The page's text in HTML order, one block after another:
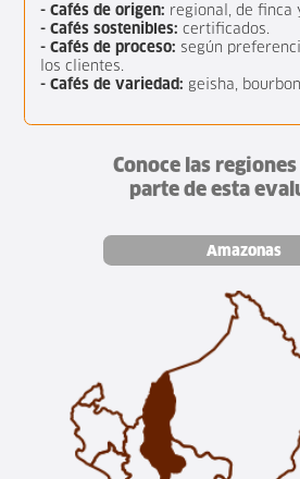
- Cafés de origen: regional, de finca
- Cafés sostenibles: certificados.
- Cafés de proceso: según
los clientes.
- Cafés de variedad: geisha,
Conoce las
parte de esta